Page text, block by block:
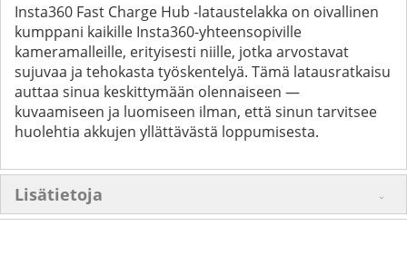
Insta360 Fast Charge Hub -lataustelakka on oivallinen
kumppani kaikille Insta360-yhteensopiville
kameramalleille, erityisesti niille, jotka arvostavat
sujuvaa ja tehokasta työskentelyä. Tämä latausratkaisu
auttaa sinua keskittymään olennaiseen —
kuvaamiseen ja luomiseen ilman, että sinun tarvitsee
huolehtia akkujen yllättävästä loppumisesta.
Lisätietoja